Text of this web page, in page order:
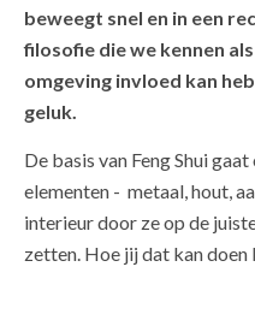
beweegt snel en in een
filosofie die we kennen als
omgeving invloed kan
geluk.
De basis van Feng Shui
elementen - metaal, hout,
interieur door ze op de
zetten. Hoe jij dat kan doen